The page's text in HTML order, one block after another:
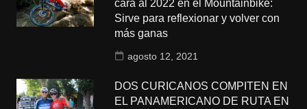
cara al 2022 en el Mountainbike:
Sirve para reflexionar y volver con
más ganas
agosto 12, 2021
DOS CURICANOS COMPITEN EN
EL PANAMERICANO DE RUTA EN